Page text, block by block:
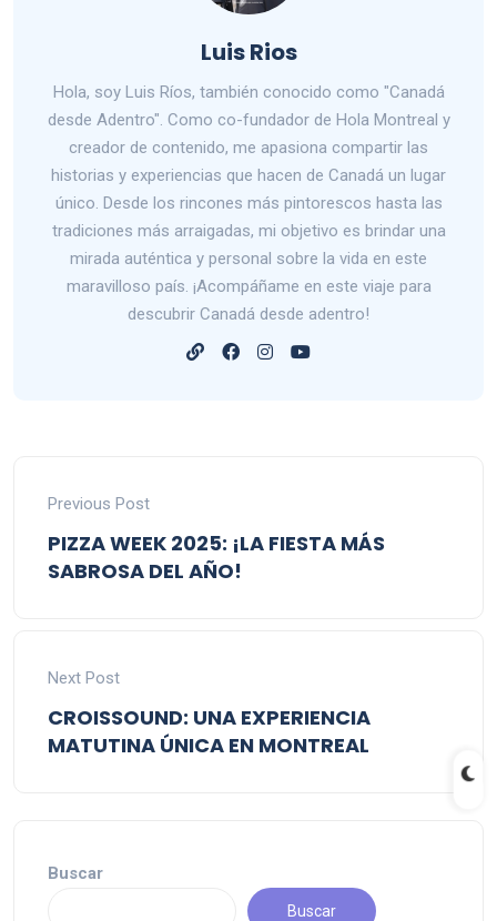
Luis Rios
Hola, soy Luis Ríos, también conocido como "Canadá
desde Adentro". Como co-fundador de Hola Montreal y
creador de contenido, me apasiona compartir las
historias y experiencias que hacen de Canadá un lugar
único. Desde los rincones más pintorescos hasta las
tradiciones más arraigadas, mi objetivo es brindar una
mirada auténtica y personal sobre la vida en este
maravilloso país. ¡Acompáñame en este viaje para
descubrir Canadá desde adentro!
Previous Post
PIZZA WEEK 2025: ¡LA FIESTA MÁS
SABROSA DEL AÑO!
Next Post
CROISSOUND: UNA EXPERIENCIA
MATUTINA ÚNICA EN MONTREAL
Buscar
Buscar